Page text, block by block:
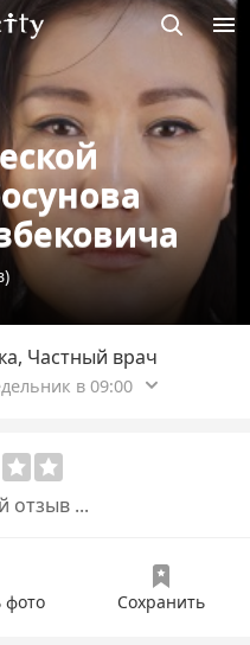
Частный врач
в 09:00
отзыв ...
фото Сохранить